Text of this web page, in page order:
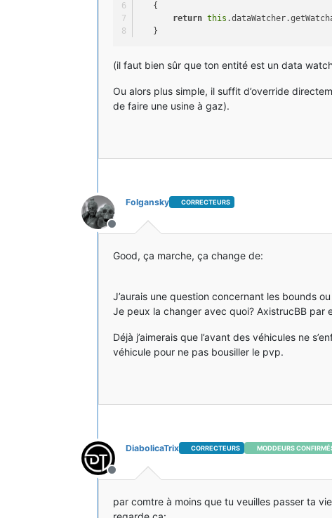
{
return this
}
(il faut bien sûr que ton entité est un data
Ou alors plus simple, il suffit d’override
de faire une usine à gaz).
Hors-ligne
Folgansky CORRECTEURS
Good, ça marche, ça change de:
J’aurais une question concernant les bounds
Je peux la changer avec quoi? AxistrucBB par
Déjà j’aimerais que l’avant des véhicules ne
véhicule pour ne pas bousiller le pvp.
Hors-ligne
DiabolicaTrix CORRECTEURS MODDEURS
par comtre à moins que tu veuilles passer ta